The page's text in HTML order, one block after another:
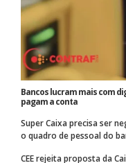
Bancos lucram mais com
pagam a conta
Super Caixa precisa ser
o quadro de pessoal do
CEE rejeita proposta da